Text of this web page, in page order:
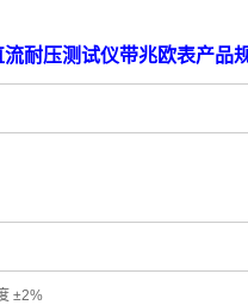
耐压测试仪带兆欧表产品
±2%